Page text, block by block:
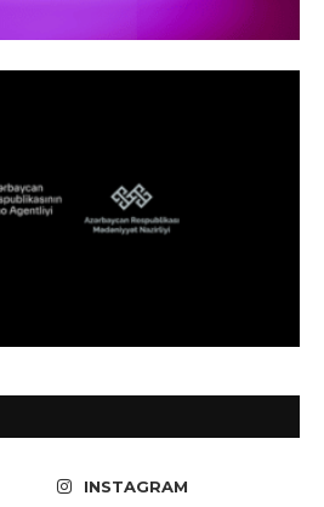
INSTAGRAM